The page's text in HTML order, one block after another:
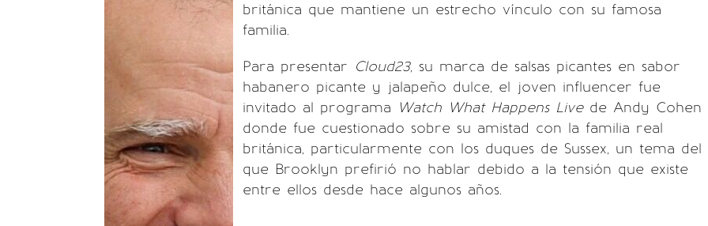
británica que mantiene un estrecho vínculo con su famosa
familia.
Para presentar Cloud23, su marca de salsas picantes en sabor
habanero picante y jalapeño dulce, el joven influencer fue
invitado al programa Watch What Happens Live de Andy Cohen
donde fue cuestionado sobre su amistad con la familia real
británica, particularmente con los duques de Sussex, un tema del
que Brooklyn prefirió no hablar debido a la tensión que existe
entre ellos desde hace algunos años.